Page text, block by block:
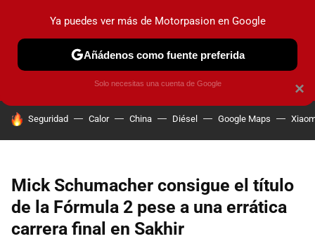
PRUEBAS COCHES ELÉCTRICOS OBSERVATORIO
HOY SE HABLA DE
Seguridad Calor China Diésel Google Maps
Mick Schumacher consigue el título
de la Fórmula 2 pese a una errática
carrera final en Sakhir
×
Ya puedes ver más de Motorpasion en Google
Añádenos como fuente preferida
Solo necesitas una cuenta de Google